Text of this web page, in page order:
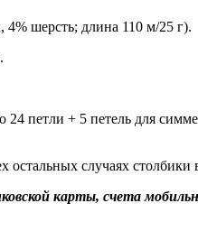
шерсть; длина 110 м/25 г).
петли + 5 петель для
остальных случаях
карты, счета